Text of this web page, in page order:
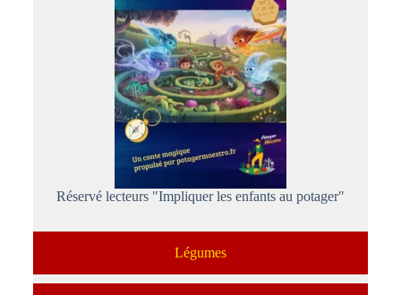
Légumes
Réservé lecteurs "Impliquer les enfants au potager"